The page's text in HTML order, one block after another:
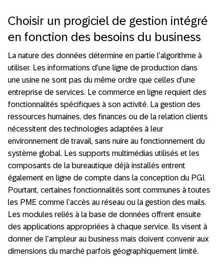
Choisir un progiciel de gestion intégré
en fonction des besoins du business
La nature des données détermine en partie l’algorithme à
utiliser. Les informations d’une ligne de production dans
une usine ne sont pas du même ordre que celles d’une
entreprise de services. Le commerce en ligne requiert des
fonctionnalités spécifiques à son activité. La gestion des
ressources humaines, des finances ou de la relation clients
nécessitent des technologies adaptées à leur
environnement de travail, sans nuire au fonctionnement du
système global. Les supports multimédias utilisés et les
composants de la bureautique déjà installés entrent
également en ligne de compte dans la conception du PGI.
Pourtant, certaines fonctionnalités sont communes à toutes
les PME comme l’accès au réseau ou la gestion des mails.
Les modules reliés à la base de données offrent ensuite
des applications appropriées à chaque service. Ils visent à
donner de l’ampleur au business mais doivent convenir aux
dimensions du marché parfois géographiquement limité.